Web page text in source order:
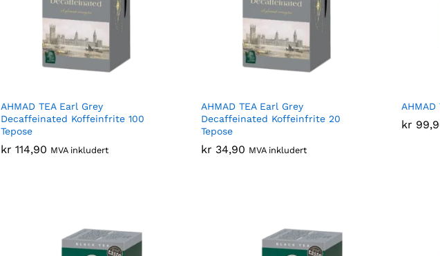
AHMAD TEA Earl Grey
Decaffeinated Koffeinfrite 100
Tepose
kr 114,90 MVA inkludert
kr 114,90
AHMAD TEA Earl Grey
Decaffeinated Koffeinfrite 20
Tepose
kr 34,90 MVA inkludert
kr 34,90
kr
kr